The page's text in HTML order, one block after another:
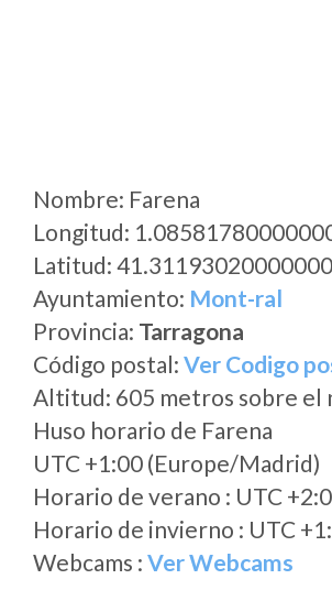
Nombre: Farena
Longitud:
Latitud:
Ayuntamiento: Mont-ral
Provincia: Tarragona
Código postal: Ver Codigo
Altitud: 605 metros sobre el
Huso horario de Farena
UTC +1:00 (Europe/Madrid)
Horario de verano : UTC
Horario de invierno : UTC
Webcams : Ver Webcams